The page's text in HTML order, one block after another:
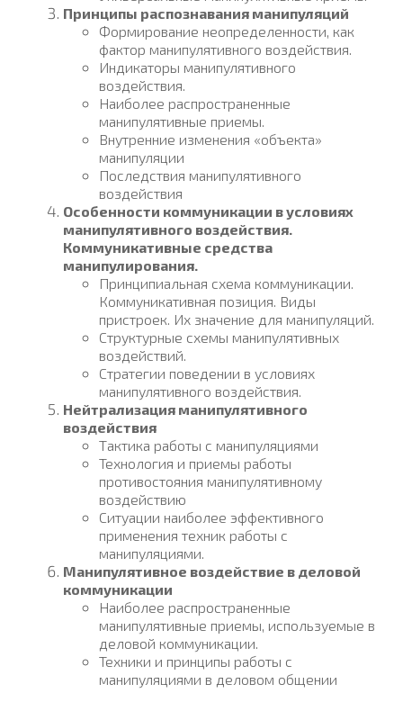
Принципы распознавания манипуляций
Формирование неопределенности, как
фактор манипулятивного воздействия.
Индикаторы манипулятивного
воздействия.
Наиболее распространенные
манипулятивные приемы.
Внутренние изменения «объекта»
манипуляции
Последствия манипулятивного
воздействия
Особенности коммуникации в условиях
манипулятивного воздействия.
Коммуникативные средства
манипулирования.
Принципиальная схема коммуникации.
Коммуникативная позиция. Виды
пристроек. Их значение для манипуляций.
Структурные схемы манипулятивных
воздействий.
Стратегии поведении в условиях
манипулятивного воздействия.
Нейтрализация манипулятивного
воздействия
Тактика работы с манипуляциями
Технология и приемы работы
противостояния манипулятивному
воздействию
Ситуации наиболее эффективного
применения техник работы с
манипуляциями.
Манипулятивное воздействие в деловой
коммуникации
Наиболее распространенные
манипулятивные приемы, используемые в
деловой коммуникации.
Техники и принципы работы с
манипуляциями в деловом общении